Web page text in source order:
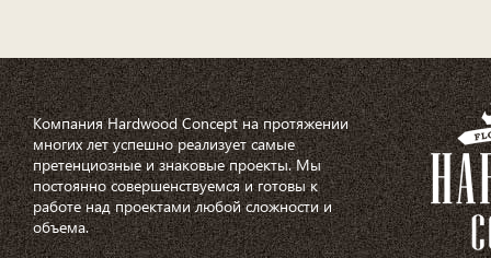
Компания Hardwood Concept на протяжении
многих лет успешно реализует самые
претенциозные и знаковые проекты. Мы
постоянно совершенствуемся и готовы к
работе над проектами любой сложности и
объема.